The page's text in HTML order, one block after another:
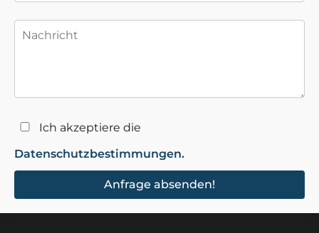
Ich akzeptiere die
Datenschutzbestimmungen.
Anfrage absenden!